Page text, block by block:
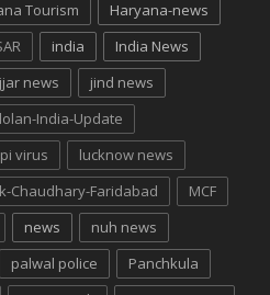
Tourism
Haryana-news
india
India News
news
jind news
India-Update
virus
lucknow news
Chaudhary-Faridabad
MCF
news
nuh news
palwal police
Panchkula